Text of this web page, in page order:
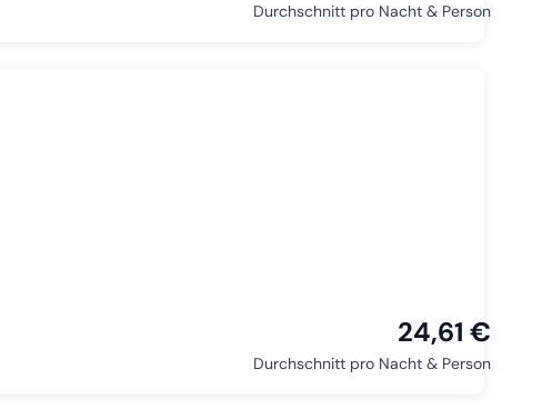
Durchschnitt pro Nacht & Person
24,61 €
Durchschnitt pro Nacht & Person